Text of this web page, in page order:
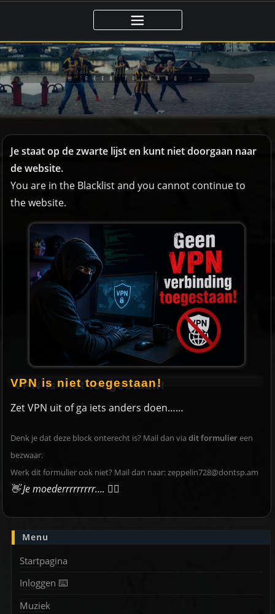
de
inhoud
🚨 GEEN TOEGANG ‼️
Je staat op de zwarte lijst en kunt niet doorgaan naar
de website.
You are in the Blacklist and you cannot continue to
the website.
VPN is niet toegestaan!
Zet VPN uit of ga iets anders doen……
Denk je dat deze block onterecht is? Mail dan via dit formuliereen
bezwaar.
Werk dit formulier ook niet? Mail dan naar:zeppelin728@dontsp.am
👋 Je moederrrrrrrrr…. 🙋‍♀️
Menu
Startpagina
Inloggen ⌨️
Muziek